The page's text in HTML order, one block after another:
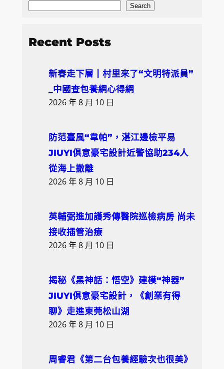
S
a
Search
Recent Posts
新春走下層丨村里來了“文明特派員”
_中國查包養網心得網
2026 年 8 月 10 日
防范臺風“韋帕”，湛江邊檢平易
JIUYI俱意豪宅設計近警協助234人
從海上撤離
2026 年 8 月 10 日
英輔弼進加護秀傳醫院巡檢病房 尚未
接收插管治療
2026 年 8 月 10 日
揭秘《黑神話：悟空》建模“神器”
JIUYI俱意豪宅設計，《創業有得
聊》走進東莞松山湖
2026 年 8 月 10 日
周睿君《第二台包養經驗次也很美》